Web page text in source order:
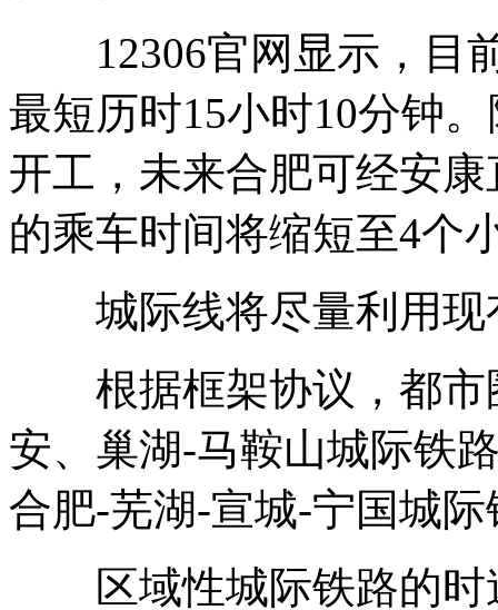
12306官网显示，目
最短历时15小时10分钟
开工，未来合肥可经安
的乘车时间将缩短至4个
城际线将尽量利用现
根据框架协议，都市
安、巢湖-马鞍山城际铁
合肥-芜湖-宣城-宁国城际
区域性城际铁路的时